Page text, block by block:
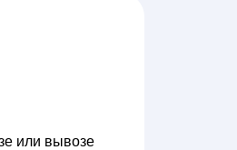
или вывозе